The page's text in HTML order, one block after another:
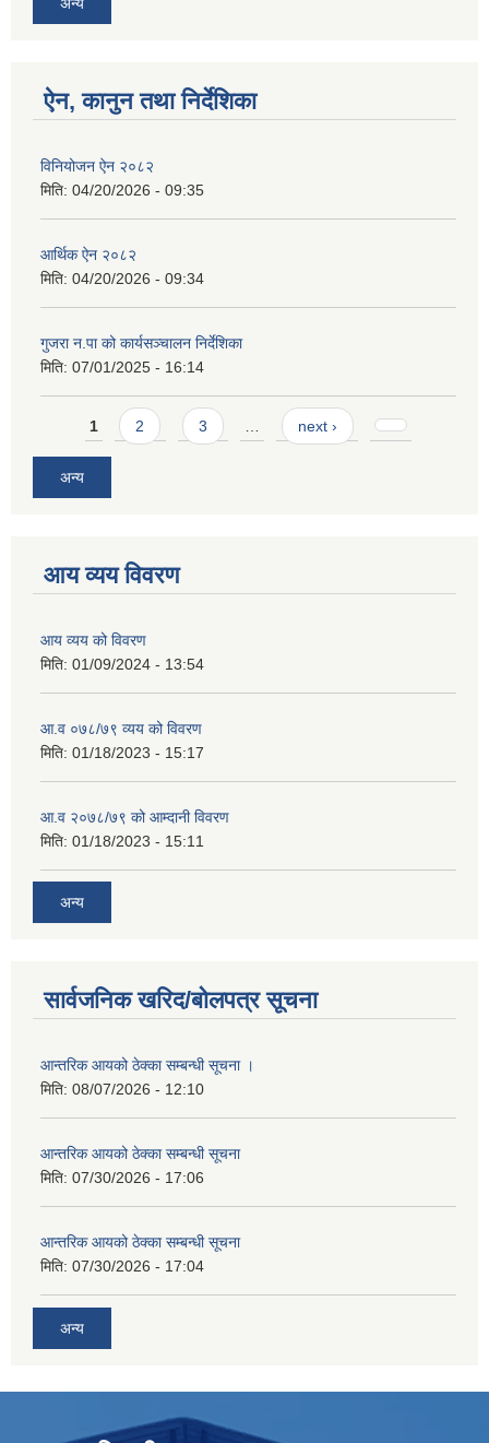
ऐन, कानुन तथा निर्देशिका
विनियोजन ऐन २०८२
मिति: 04/20/2026 - 09:35
आर्थिक ऐन २०८२
मिति: 04/20/2026 - 09:34
गुजरा न.पा को कार्यसञ्चालन निर्देशिका
मिति: 07/01/2025 - 16:14
Pages
1 2 3 … next ›
अन्य
आय व्यय विवरण
आय व्यय को विवरण
मिति: 01/09/2024 - 13:54
आ.व ०७८/७९ व्यय को विवरण
मिति: 01/18/2023 - 15:17
आ.व २०७८/७९ को आम्दानी विवरण
मिति: 01/18/2023 - 15:11
अन्य
सार्वजनिक खरिद/बोलपत्र सूचना
आन्तरिक आयको ठेक्का सम्बन्धी सूचना ।
मिति: 08/07/2026 - 12:10
आन्तरिक आयको ठेक्का सम्बन्धी सूचना
मिति: 07/30/2026 - 17:06
आन्तरिक आयको ठेक्का सम्बन्धी सूचना
मिति: 07/30/2026 - 17:04
अन्य